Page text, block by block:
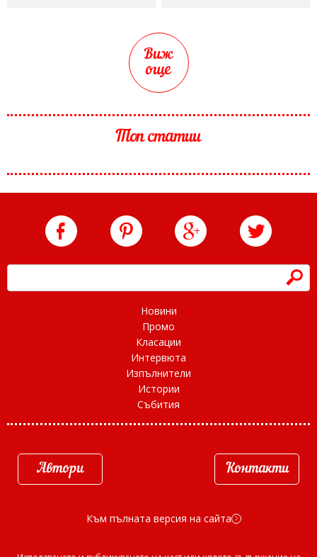
Виж
още
Топ статии
h
Новини
Промо
Класации
Интервюта
Изпълнители
Истории
Събития
Автори Контакти
Към пълната версия на сайта d